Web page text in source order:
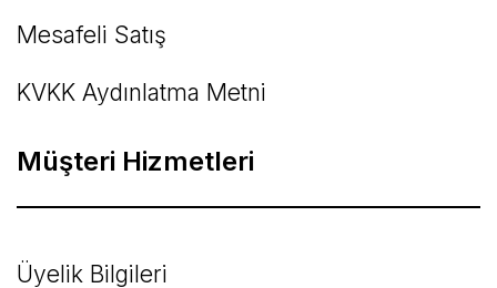
Mesafeli Satış
KVKK Aydınlatma Metni
Müşteri Hizmetleri
Üyelik Bilgileri